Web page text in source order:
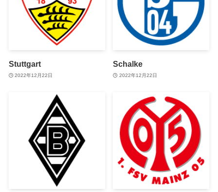
Stuttgart
2022年12月22日
Schalke
2022年12月22日